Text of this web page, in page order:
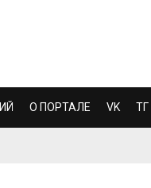
О ПОРТАЛЕ VK ТГ